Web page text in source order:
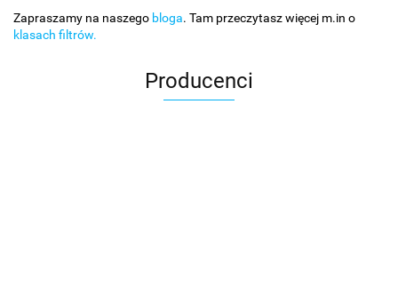
Zapraszamy na naszego bloga. Tam przeczytasz więcej m.in o
klasach filtrów.
Producenci